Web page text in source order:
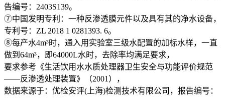
告编号：2403S139。
⑦中国发明专利：一种反渗透膜元件以及具有其的净水设备，
专利号：ZL 2018 1 0281393. 6。
⑧每产水4m³时，通入用实验室三级水配置的加标水样，一直
做到64m³，即64000L水时，去除率均满足要求，
要求参考《生活饮用水水质处理器卫生安全与功能评价规范
——反渗透处理装置》（2001），
数据来源于：优检安评(上海)检测技术有限公司，报告编号：